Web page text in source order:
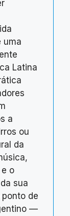
uma
Latina
a
ou
da
o
sua
de
—